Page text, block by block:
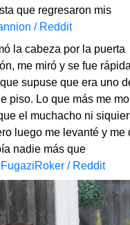
que regresaron mis
/ Reddit
la cabeza por la puerta
me miró y se fue
supuse que era uno
piso. Lo que más me
el muchacho ni
luego me levanté y me
nadie más que
/ Reddit